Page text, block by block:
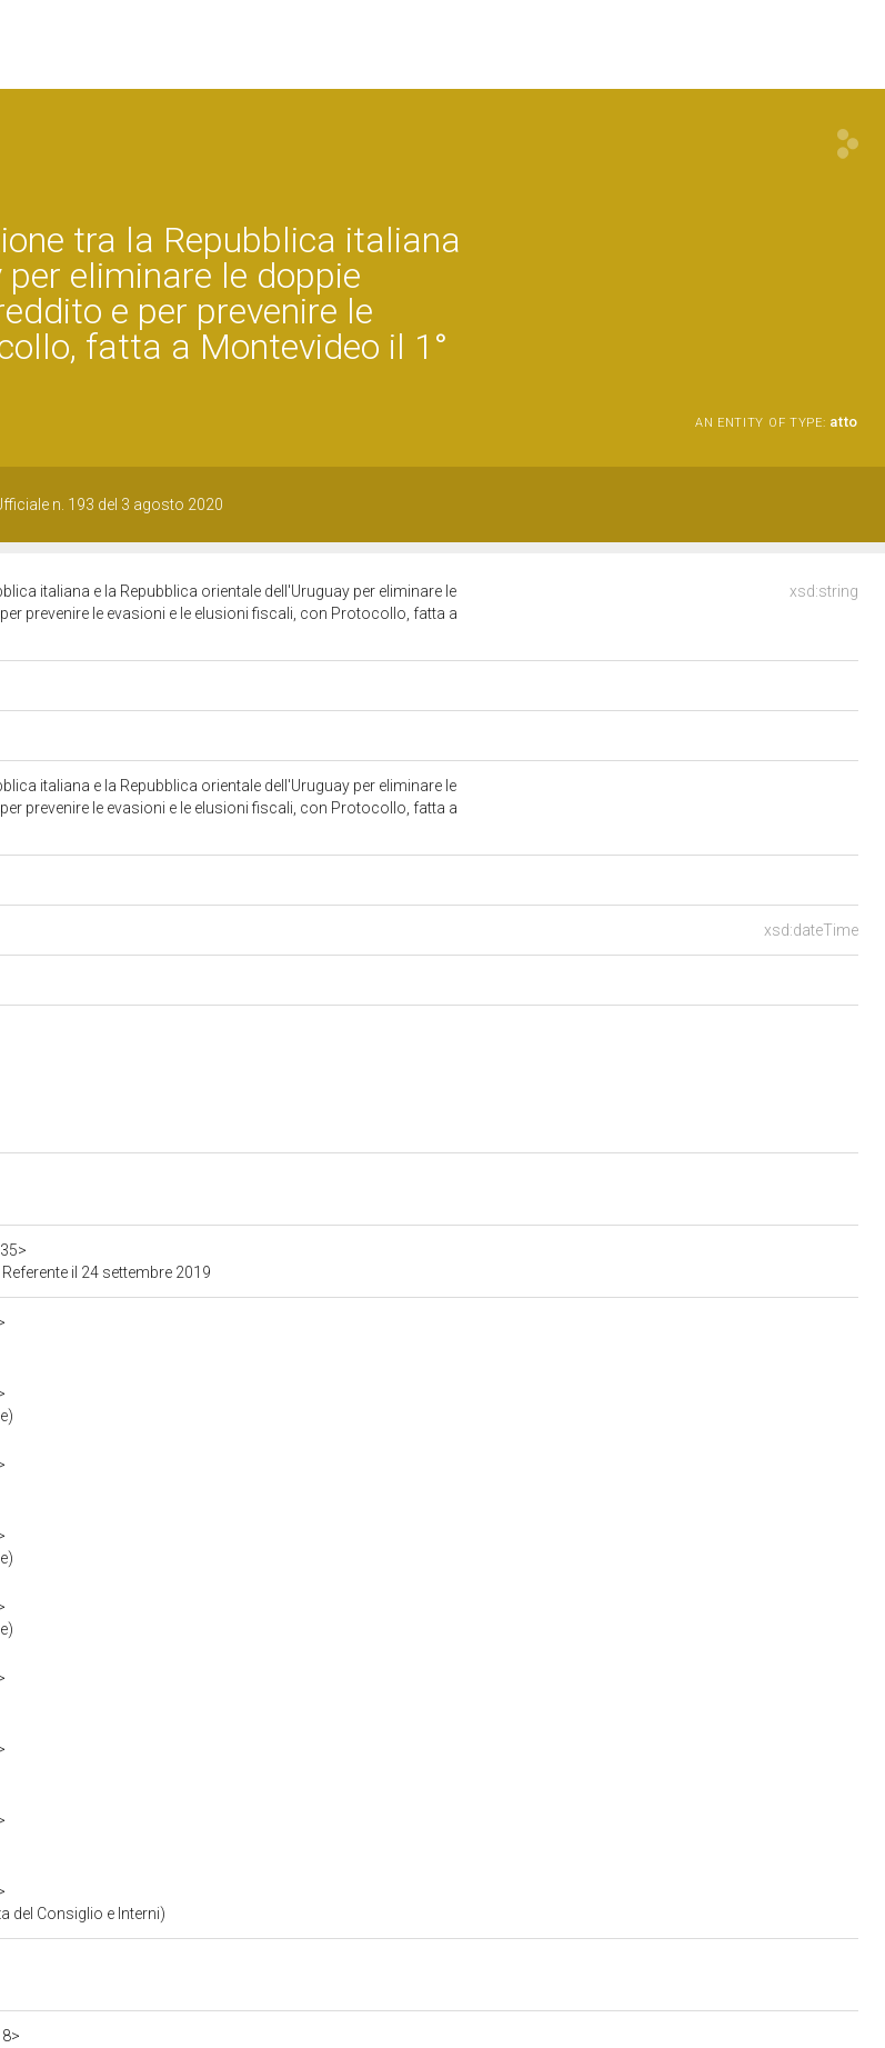
tra la Repubblica italiana
eliminare le doppie
e per prevenire le
fatta a Montevideo il 1°
AN ENTITY OF TYPE: atto
n. 193 del 3 agosto 2020
xsd:string
italiana e la Repubblica orientale dell'Uruguay per eliminare le
prevenire le evasioni e le elusioni fiscali, con Protocollo, fatta a
italiana e la Repubblica orientale dell'Uruguay per eliminare le
prevenire le evasioni e le elusioni fiscali, con Protocollo, fatta a
xsd:dateTime
il 24 settembre 2019
del Consiglio e Interni)